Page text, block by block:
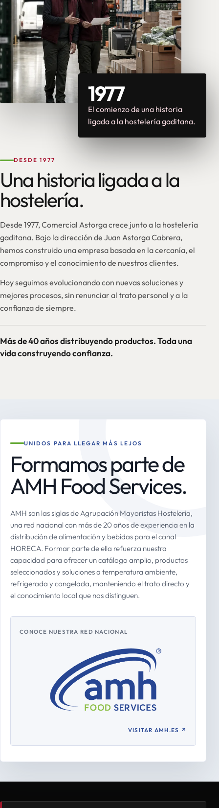
1977
El comienzo de una historia
ligada a la hostelería gaditana.
DESDE 1977
Una historia ligada a la
hostelería.
Desde 1977, Comercial Astorga crece junto a la hostelería
gaditana. Bajo la dirección de Juan Astorga Cabrera,
hemos construido una empresa basada en la cercanía, el
compromiso y el conocimiento de nuestros clientes.
Hoy seguimos evolucionando con nuevas soluciones y
mejores procesos, sin renunciar al trato personal y a la
confianza de siempre.
Más de 40 años distribuyendo productos. Toda una
vida construyendo confianza.
UNIDOS PARA LLEGAR MÁS LEJOS
Formamos parte de
AMH Food Services.
AMH son las siglas de Agrupación Mayoristas Hostelería,
una red nacional con más de 20 años de experiencia en la
distribución de alimentación y bebidas para el canal
HORECA. Formar parte de ella refuerza nuestra
capacidad para ofrecer un catálogo amplio, productos
seleccionados y soluciones a temperatura ambiente,
refrigerada y congelada, manteniendo el trato directo y
el conocimiento local que nos distinguen.
CONOCE NUESTRA RED NACIONAL
VISITAR AMH.ES ↗